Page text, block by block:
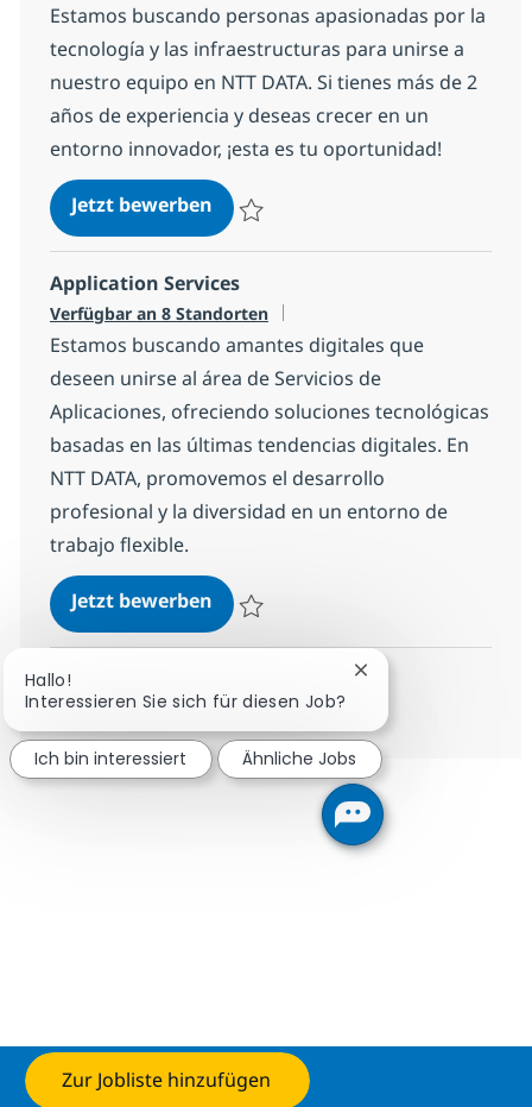
Zur Jobliste hinzufügen
Estamos buscando personas apasionadas por la
tecnología y las infraestructuras para unirse a
nuestro equipo en NTT DATA. Si tienes más de 2
años de experiencia y deseas crecer en un
entorno innovador, ¡esta es tu oportunidad!
Jetzt bewerbenProfesionales Senior
Application Services
Verfügbar an 8 Standorten
Estamos buscando amantes digitales que
deseen unirse al área de Servicios de
Aplicaciones, ofreciendo soluciones tecnológicas
basadas en las últimas tendencias digitales. En
NTT DATA, promovemos el desarrollo
profesional y la diversidad en un entorno de
trabajo flexible.
Jetzt bewerbenApplication Services
Mehr anzeigen
Hallo!
Interessieren Sie sich für diesen Job?
Chatbot-
Ich bin interessiert Ähnliche Jobs